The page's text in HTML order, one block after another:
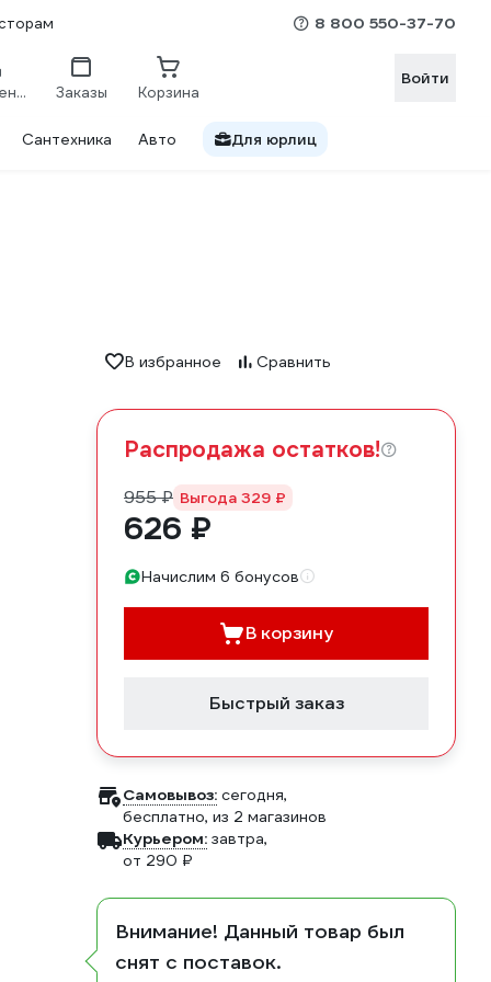
8 800 550-37-70
Сравнение Заказы Корзина
Войти
Сантехника Авто Для юрлиц
В избранное Сравнить
Распродажа остатков!
955 ₽ Выгода 329 ₽
626 ₽
Начислим 6 бонусов
В корзину
Быстрый заказ
Самовывоз: сегодня,
бесплатно, из 2 магазинов
Курьером: завтра,
от 290 ₽
Внимание! Данный товар был
снят с поставок.